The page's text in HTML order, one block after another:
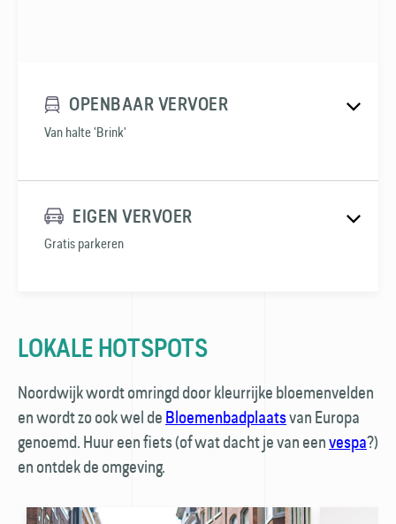
OPENBAAR VERVOER
Van halte 'Brink'
EIGEN VERVOER
Gratis parkeren
LOKALE HOTSPOTS
Noordwijk wordt omringd door kleurrijke bloemenvelden
en wordt zo ook wel deBloemenbadplaatsvan Europa
genoemd. Huur een fiets (of wat dacht je van eenvespa?)
en ontdek de omgeving.